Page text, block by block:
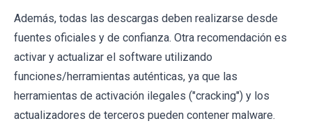
Además, todas las descargas deben realizarse desde
fuentes oficiales y de confianza. Otra recomendación es
activar y actualizar el software utilizando
funciones/herramientas auténticas, ya que las
herramientas de activación ilegales ("cracking") y los
actualizadores de terceros pueden contener malware.